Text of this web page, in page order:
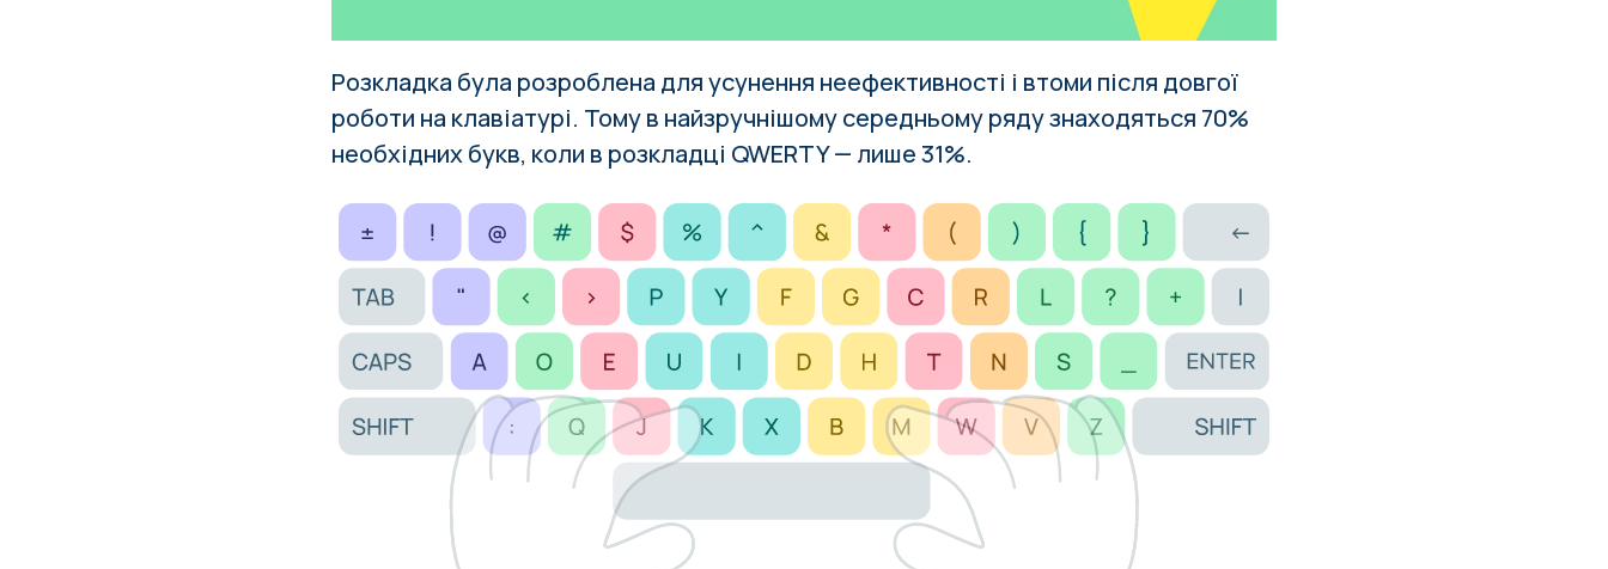
Розкладка була розроблена для усунення неефективності і втоми після довгої
роботи на клавіатурі. Тому в найзручнішому середньому ряду знаходяться 70%
необхідних букв, коли в розкладці QWERTY — лише 31%.